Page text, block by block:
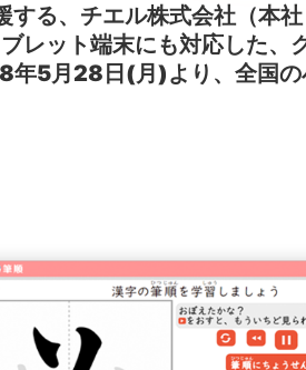
る、チエル株式会社（本
レット端末にも対応した、
年5月28日(月)より、全国